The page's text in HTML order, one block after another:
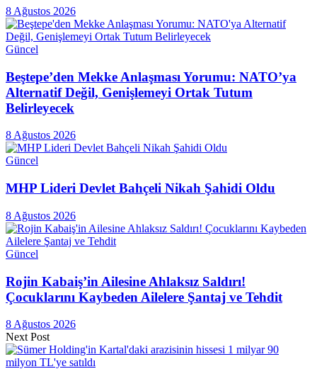
8 Ağustos 2026
Güncel
Beştepe’den Mekke Anlaşması Yorumu: NATO’ya
Alternatif Değil, Genişlemeyi Ortak Tutum
Belirleyecek
8 Ağustos 2026
Güncel
MHP Lideri Devlet Bahçeli Nikah Şahidi Oldu
8 Ağustos 2026
Güncel
Rojin Kabaiş’in Ailesine Ahlaksız Saldırı!
Çocuklarını Kaybeden Ailelere Şantaj ve Tehdit
8 Ağustos 2026
Next Post